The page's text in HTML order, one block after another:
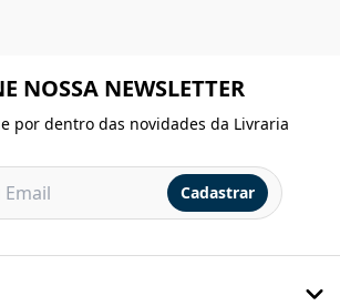
NOSSA NEWSLETTER
por dentro das novidades da Livraria
Cadastrar